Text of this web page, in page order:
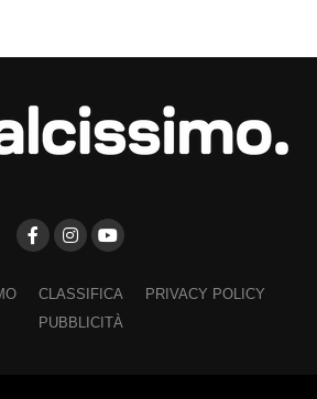
CLASSIFICA
PRIVACY POLICY
PUBBLICITÀ